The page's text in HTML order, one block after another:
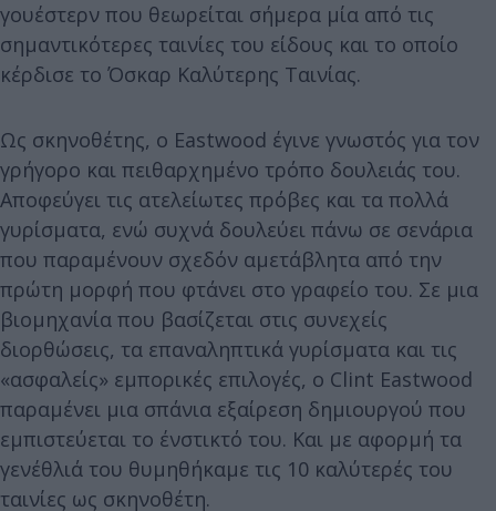
γουέστερν που θεωρείται σήμερα μία από τις
σημαντικότερες ταινίες του είδους και το οποίο
κέρδισε το Όσκαρ Καλύτερης Ταινίας.
Ως σκηνοθέτης, ο Eastwood έγινε γνωστός για τον
γρήγορο και πειθαρχημένο τρόπο δουλειάς του.
Αποφεύγει τις ατελείωτες πρόβες και τα πολλά
γυρίσματα, ενώ συχνά δουλεύει πάνω σε σενάρια
που παραμένουν σχεδόν αμετάβλητα από την
πρώτη μορφή που φτάνει στο γραφείο του. Σε μια
βιομηχανία που βασίζεται στις συνεχείς
διορθώσεις, τα επαναληπτικά γυρίσματα και τις
«ασφαλείς» εμπορικές επιλογές, ο Clint Eastwood
παραμένει μια σπάνια εξαίρεση δημιουργού που
εμπιστεύεται το ένστικτό του. Και με αφορμή τα
γενέθλιά του θυμηθήκαμε τις 10 καλύτερές του
ταινίες ως σκηνοθέτη.